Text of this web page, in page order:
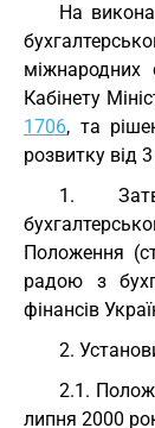
На
міжнародних
Кабінету
1706, та
розвитку від
1.
Положення
радою з
фінансів
2.
2.1.
липня 2000